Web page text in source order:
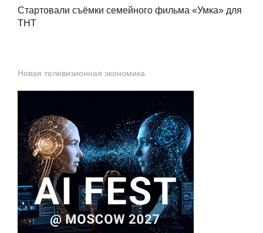
Стартовали съёмки семейного фильма «Умка» для
ТНТ
Новая телевизионная экономика